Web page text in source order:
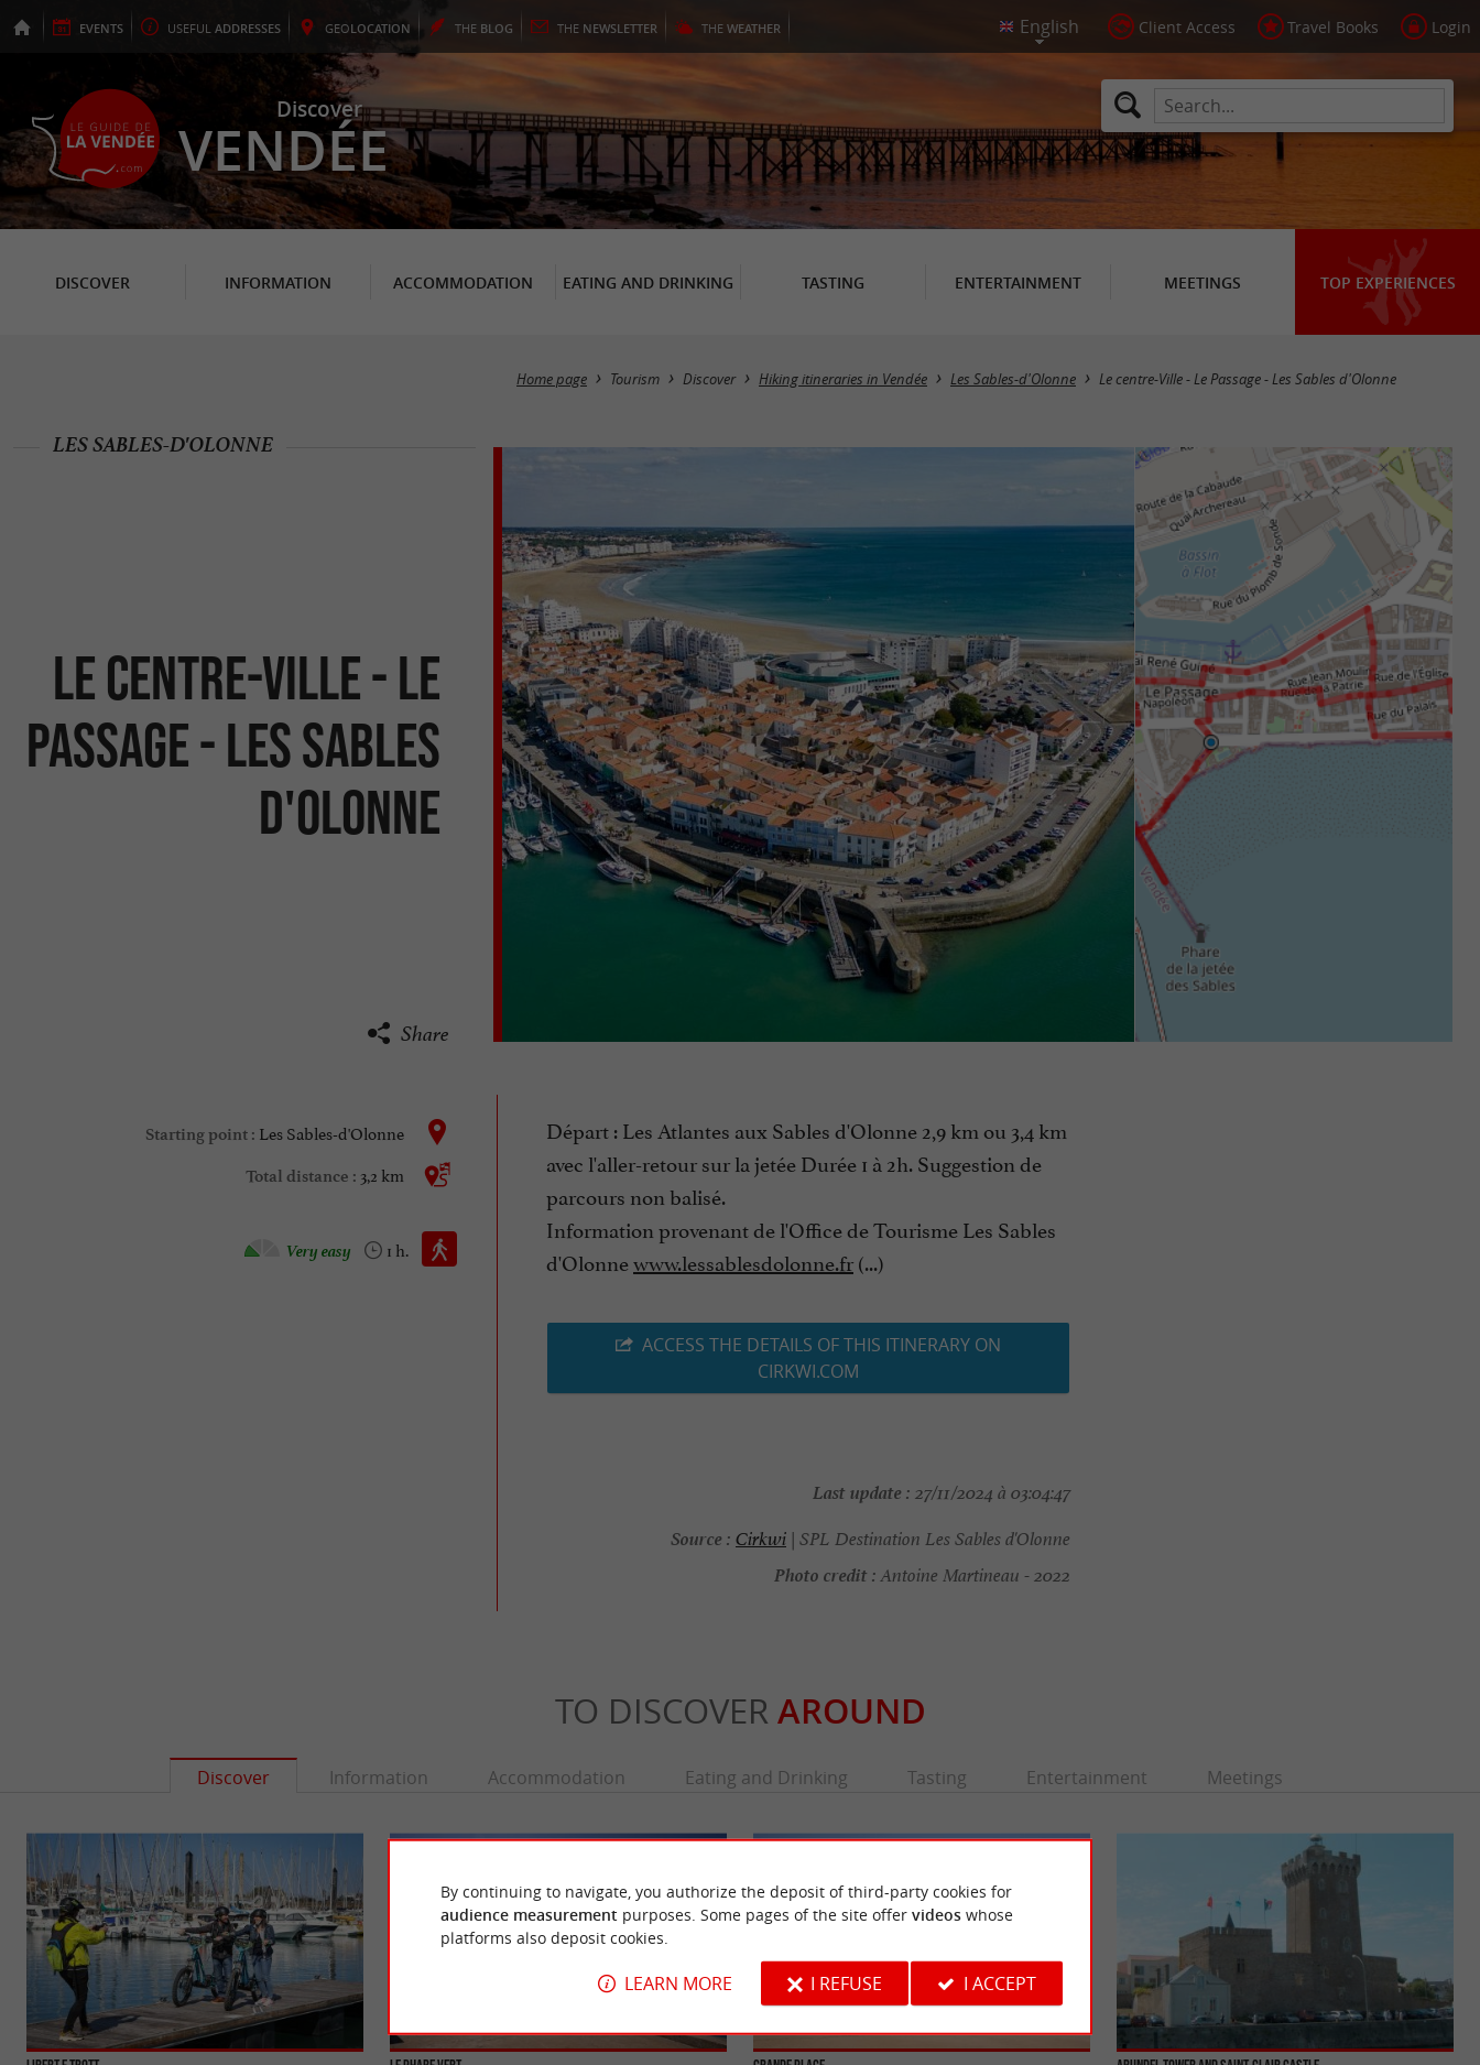
EVENTS USEFUL ADDRESSES GEOLOCATION THE BLOG THE NEWSLETTER THE WEATHER Client Access Travel Books Login
Discover
VENDÉE
DISCOVER INFORMATION ACCOMMODATION EATING AND DRINKING TASTING ENTERTAINMENT MEETINGS TOP EXPERIENCES
Home page Tourism Discover Hiking itineraries in Vendée Les Sables-d'Olonne Le centre-Ville - Le Passage - Les Sables d'Olonne
Le centre-Ville - Le
Passage - Les Sables
d'Olonne
LES SABLES-D'OLONNE
Share
Starting point : Les Sables-d'Olonne
Total distance : 3,2 km
Walking :
1 h.
Very easy
Départ : Les Atlantes aux Sables d'Olonne 2,9 km ou 3,4 km
avec l'aller-retour sur la jetée Durée 1 à 2h. Suggestion de
parcours non balisé.
Information provenant de l'Office de Tourisme Les Sables
d'Olonnewww.lessablesdolonne.fr(...)
ACCESS THE DETAILS OF THIS ITINERARY ON
CIRKWI.COM
Last update : 27/11/2024 à 03:04:47
Source : Cirkwi| SPL Destination Les Sables d'Olonne
Photo credit :Antoine Martineau - 2022
TO DISCOVER AROUND
Discover Information Accommodation Eating and Drinking Tasting Entertainment Meetings
By continuing to navigate, you authorize the deposit of third-party cookies for
audience measurement purposes. Some pages of the site offer videoswhose
platforms also deposit cookies.
LEARN MORE I REFUSE I ACCEPT